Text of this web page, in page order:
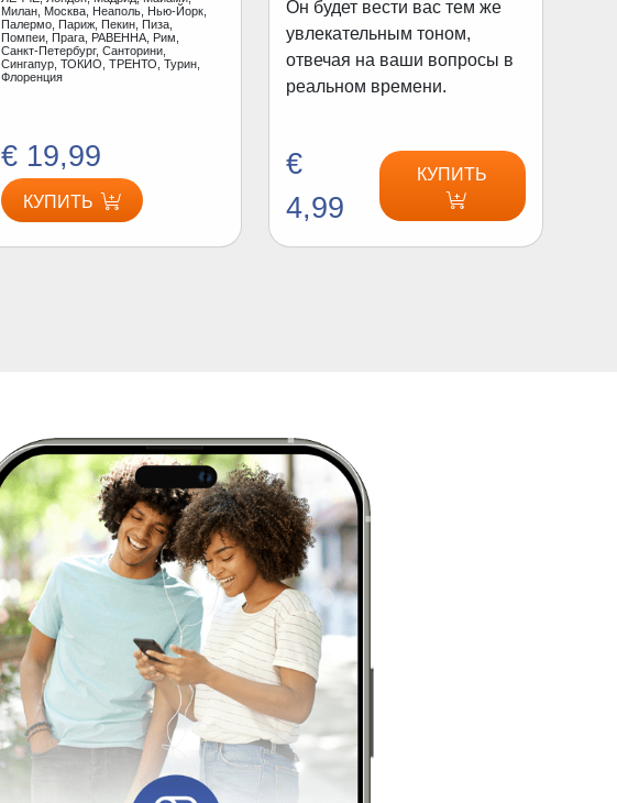
Милан, Москва, Неаполь, Нью-Йорк,
Палермо, Париж, Пекин, Пиза,
Помпеи, Прага, РАВЕННА, Рим,
Санкт-Петербург, Санторини,
Сингапур, ТОКИО, ТРЕНТО, Турин,
Флоренция
€ 19,99
КУПИТЬ
Он будет вести вас тем же
увлекательным тоном,
отвечая на ваши вопросы в
реальном времени.
€
4,99
КУПИТЬ